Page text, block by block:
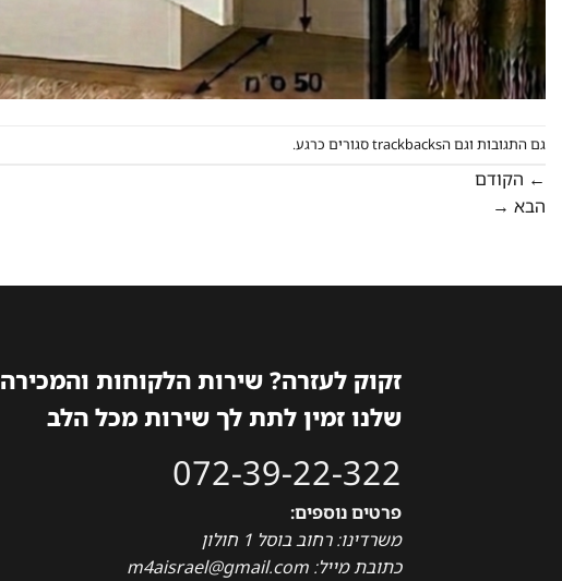
גם התגובות וגם הtrackbacks סגורים כרגע.
← הקודם
הבא →
זקוק לעזרה? שירות הלקוחות והמכירה
שלנו זמין לתת לך שירות מכל הלב
072-39-22-322
פרטים נוספים:
משרדינו: רחוב בוסל 1 חולון
כתובת מייל: m4aisrael@gmail.com